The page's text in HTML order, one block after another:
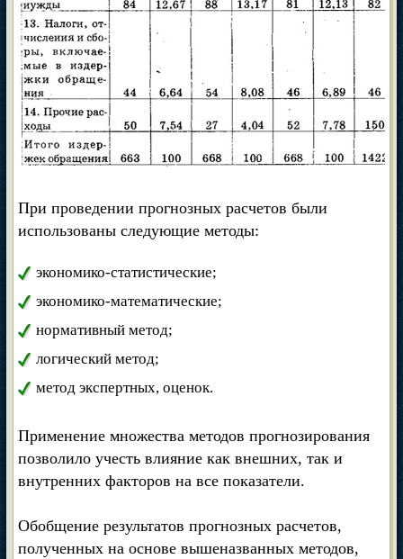
При проведении прогнозных расчетов были
использованы следующие методы:
экономико-статистические;
экономико-математические;
нормативный метод;
логический метод;
метод экспертных, оценок.
Применение множества методов прогнозирования
позволило учесть влияние как внешних, так и
внутренних факторов на все показатели.
Обобщение результатов прогнозных расчетов,
полученных на основе вышеназванных методов,